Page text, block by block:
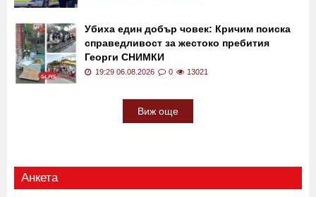
Убиха един добър човек: Кричим поиска
справедливост за жестоко пребития
Георги СНИМКИ
19:29 06.08.2026 0 13021
Виж още
Анкета